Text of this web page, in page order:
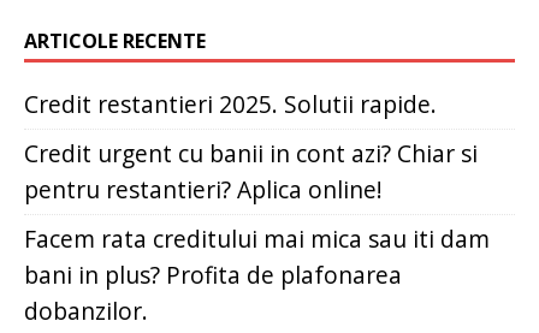
ARTICOLE RECENTE
Credit restantieri 2025. Solutii rapide.
Credit urgent cu banii in cont azi? Chiar si
pentru restantieri? Aplica online!
Facem rata creditului mai mica sau iti dam
bani in plus? Profita de plafonarea
dobanzilor.